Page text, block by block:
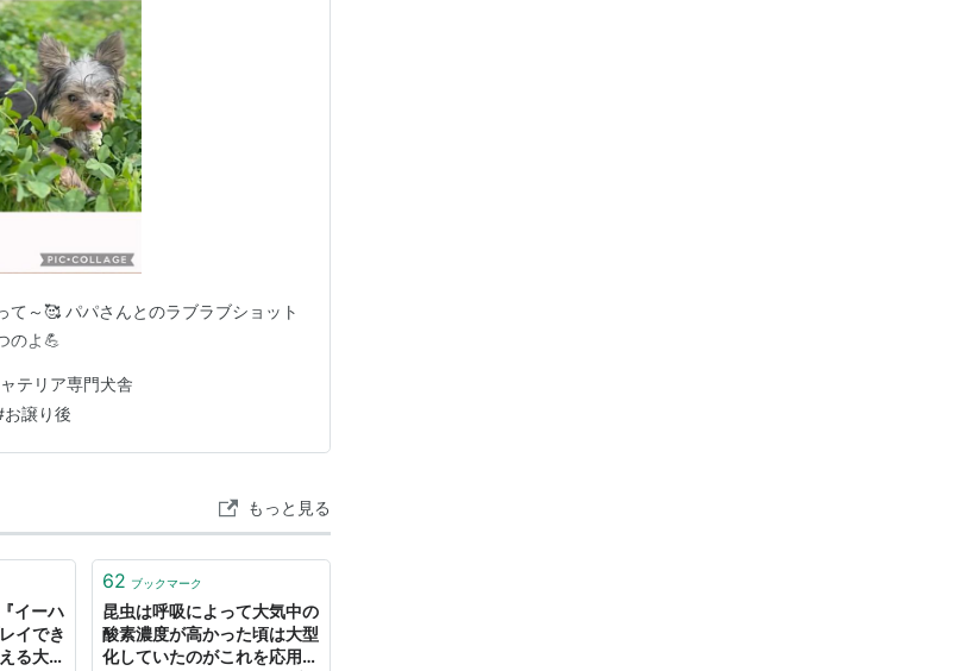
～🥰 パパさんとのラブラブショット
のよ💪
テリア専門犬舎
お譲り後
もっと見る
イーハ
イでき
る大人
62 ブックマーク
昆虫は呼吸によって大気中の
酸素濃度が高かった頃は大型
化していたのがこれを応用し